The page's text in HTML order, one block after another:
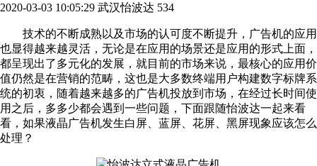
2020-03-03 10:05:29 武汉怡波达 534
技术的不断成熟以及市场的认可度不断提升，广告机的应用
也显得越来越灵活，无论是在应用的场景还是应用的形式上面，
都呈现出了多元化的发展，就目前的市场来说，最核心的应用价
值仍然是在营销的范畴，这也是大多数终端用户构建数字标牌系
统的初衷，随着越来越多的广告机投放到市场，在经过长时间使
用之后，多多少都会遇到一些问题，下面跟随怡波达一起来看
看，如果液晶广告机发生白屏、蓝屏、花屏、黑屏现象应该怎么
处理？